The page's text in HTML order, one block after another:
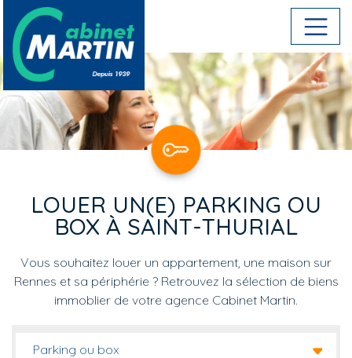
Aller au contenu principal
LOUER UN(E) PARKING OU
BOX À SAINT-THURIAL
Vous souhaitez louer un appartement, une maison sur
Rennes et sa périphérie ? Retrouvez la sélection de biens
immoblier de votre agence Cabinet Martin.
Parking ou box